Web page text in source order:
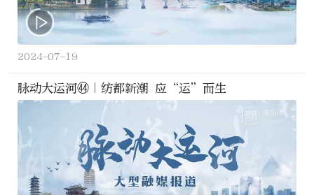
2024-07-19
脉动大运河㊹｜纺都新潮 应“运”而生